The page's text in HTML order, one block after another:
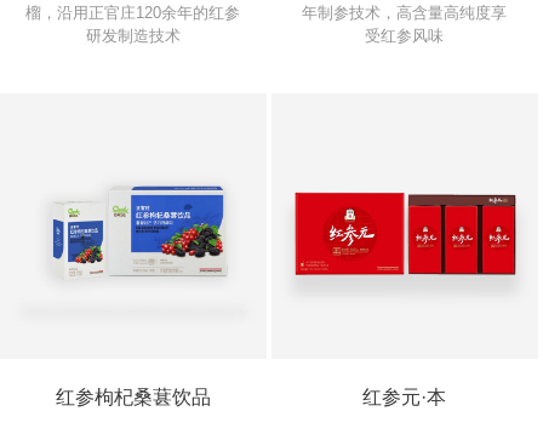
榴，沿用正官庄120余年的红参
研发制造技术
年制参技术，高含量高纯度享
受红参风味
红参枸杞桑葚饮品 红参元·本